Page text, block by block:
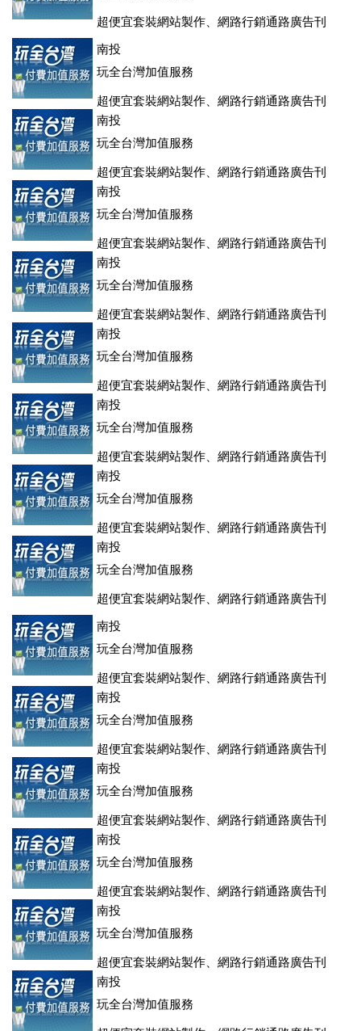
超便宜套裝網站製作、網路行銷通路廣告刊
登、訂房系統、客房委託旅行社銷售，全面優惠中....
南投
玩全台灣加值服務
超便宜套裝網站製作、網路行銷通路廣告刊
登、訂房系統、客房委託旅行社銷售，全面優惠中....
南投
玩全台灣加值服務
超便宜套裝網站製作、網路行銷通路廣告刊
登、訂房系統、客房委託旅行社銷售，全面優惠中....
南投
玩全台灣加值服務
超便宜套裝網站製作、網路行銷通路廣告刊
登、訂房系統、客房委託旅行社銷售，全面優惠中....
南投
玩全台灣加值服務
超便宜套裝網站製作、網路行銷通路廣告刊
登、訂房系統、客房委託旅行社銷售，全面優惠中....
南投
玩全台灣加值服務
超便宜套裝網站製作、網路行銷通路廣告刊
登、訂房系統、客房委託旅行社銷售，全面優惠中....
南投
玩全台灣加值服務
超便宜套裝網站製作、網路行銷通路廣告刊
登、訂房系統、客房委託旅行社銷售，全面優惠中....
南投
玩全台灣加值服務
超便宜套裝網站製作、網路行銷通路廣告刊
登、訂房系統、客房委託旅行社銷售，全面優惠中....
南投
玩全台灣加值服務
超便宜套裝網站製作、網路行銷通路廣告刊
登、訂房系統、客房委託旅行社銷售，全面優惠中....
南投
玩全台灣加值服務
超便宜套裝網站製作、網路行銷通路廣告刊
登、訂房系統、客房委託旅行社銷售，全面優惠中....
南投
玩全台灣加值服務
超便宜套裝網站製作、網路行銷通路廣告刊
登、訂房系統、客房委託旅行社銷售，全面優惠中....
南投
玩全台灣加值服務
超便宜套裝網站製作、網路行銷通路廣告刊
登、訂房系統、客房委託旅行社銷售，全面優惠中....
南投
玩全台灣加值服務
超便宜套裝網站製作、網路行銷通路廣告刊
登、訂房系統、客房委託旅行社銷售，全面優惠中....
南投
玩全台灣加值服務
超便宜套裝網站製作、網路行銷通路廣告刊
登、訂房系統、客房委託旅行社銷售，全面優惠中....
南投
玩全台灣加值服務